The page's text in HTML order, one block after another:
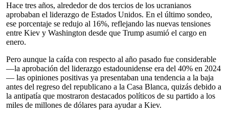
Hace tres años, alrededor de dos tercios de los ucranianos
aprobaban el liderazgo de Estados Unidos. En el último sondeo,
ese porcentaje se redujo al 16%, reflejando las nuevas tensiones
entre Kiev y Washington desde que Trump asumió el cargo en
enero.
Pero aunque la caída con respecto al año pasado fue considerable
—la aprobación del liderazgo estadounidense era del 40% en 2024
— las opiniones positivas ya presentaban una tendencia a la baja
antes del regreso del republicano a la Casa Blanca, quizás debido a
la antipatía que mostraron destacados políticos de su partido a los
miles de millones de dólares para ayudar a Kiev.